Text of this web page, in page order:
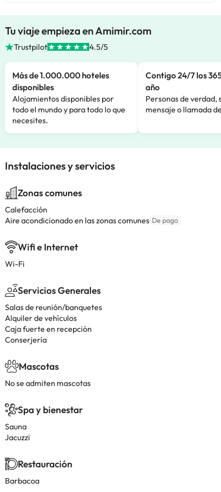
Tu viaje empieza en Amimir.com
Trustpilot 4.5/5
Más de 1.000.000 hoteles
disponibles
Alojamientos disponibles por
todo el mundo y para todo lo que
necesites.
Contigo 24/7 los
año
Personas de verdad,
mensaje o llamada
Instalaciones y servicios
Zonas comunes
Calefacción
Aire acondicionado en las zonas comunes De pago
Wifi e Internet
Wi-Fi
Servicios Generales
Salas de reunión/banquetes
Alquiler de vehículos
Caja fuerte en recepción
Conserjería
Mascotas
No se admiten mascotas
Spa y bienestar
Sauna
Jacuzzi
Restauración
Barbacoa